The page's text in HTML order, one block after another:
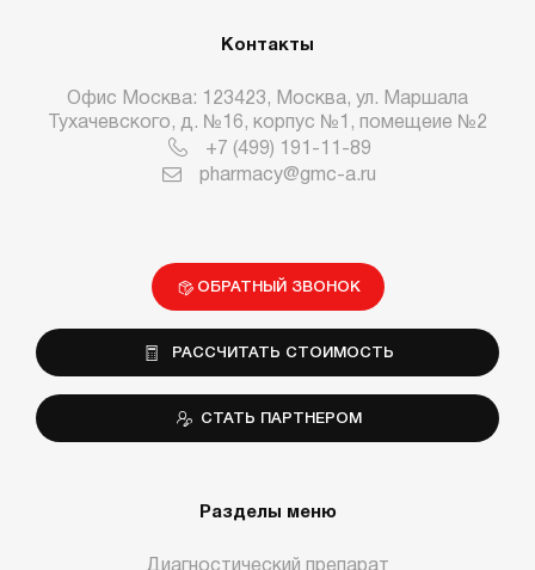
Контакты
Офис Москва: 123423, Москва, ул. Маршала
Тухачевского, д. №16, корпус №1, помещеие №2
+7 (499) 191-11-89
pharmacy@gmc-a.ru
ОБРАТНЫЙ ЗВОНОК
РАССЧИТАТЬ СТОИМОСТЬ
СТАТЬ ПАРТНЕРОМ
Разделы меню
Диагностический препарат